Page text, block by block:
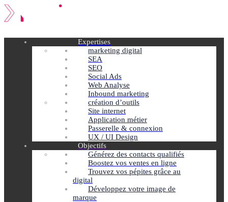
Expertises
marketing digital
SEA
SEO
Social Ads
Web Analyse
Inbound marketing
création d’outils
Site internet
Application métier
Passerelle & connexion
UX / UI Design
Objectifs
Générez des contacts qualifiés
Boostez vos ventes en ligne
Trouvez vos pépites grâce au
digital
Développez votre image de
marque